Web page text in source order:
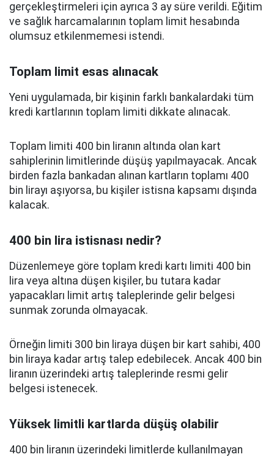
gerçekleştirmeleri için ayrıca 3 ay süre verildi. Eğitim
ve sağlık harcamalarının toplam limit hesabında
olumsuz etkilenmemesi istendi.
Toplam limit esas alınacak
Yeni uygulamada, bir kişinin farklı bankalardaki tüm
kredi kartlarının toplam limiti dikkate alınacak.
Toplam limiti 400 bin liranın altında olan kart
sahiplerinin limitlerinde düşüş yapılmayacak. Ancak
birden fazla bankadan alınan kartların toplamı 400
bin lirayı aşıyorsa, bu kişiler istisna kapsamı dışında
kalacak.
400 bin lira istisnası nedir?
Düzenlemeye göre toplam kredi kartı limiti 400 bin
lira veya altına düşen kişiler, bu tutara kadar
yapacakları limit artış taleplerinde gelir belgesi
sunmak zorunda olmayacak.
Örneğin limiti 300 bin liraya düşen bir kart sahibi, 400
bin liraya kadar artış talep edebilecek. Ancak 400 bin
liranın üzerindeki artış taleplerinde resmi gelir
belgesi istenecek.
Yüksek limitli kartlarda düşüş olabilir
400 bin liranın üzerindeki limitlerde kullanılmayan